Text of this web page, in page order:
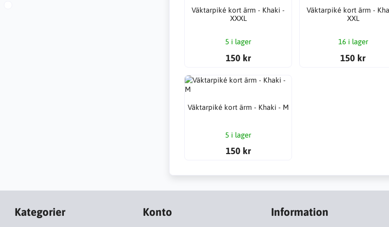
Väktarpiké kort ärm - Khaki -
XXXL
5 i lager
150 kr
Väktarpiké kort ärm -
XXL
16 i lager
150 kr
Väktarpiké kort ärm - Khaki - M
5 i lager
150 kr
Kategorier Konto Information